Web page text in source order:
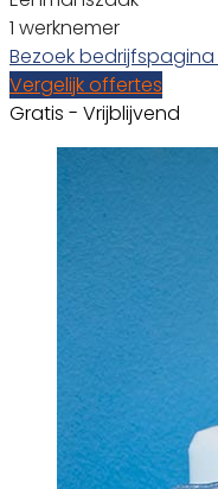
1 werknemer
Bezoek bedrijfspagina
Vergelijk offertes
Gratis - Vrijblijvend